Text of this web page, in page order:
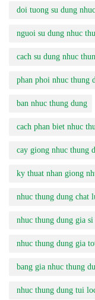
doi tuong su dung
nguoi su dung nhuc
cach su dung nhuc
phan phoi nhuc thung
ban nhuc thung dung
cach phan biet nhuc
cay giong nhuc thung
ky thuat nhan giong
nhuc thung dung chat
nhuc thung dung gia si
nhuc thung dung gia
bang gia nhuc thung
nhuc thung dung tui